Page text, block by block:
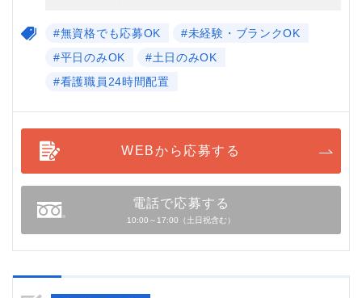
#無資格でも応募OK
#未経験・ブランクOK
#平日のみOK
#土日のみOK
#看護職員24時間配置
WEBから応募する
電話で応募する
10:00～17:00（土日祝含む）